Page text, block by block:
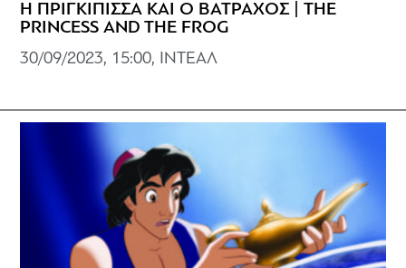
Η ΠΡΙΓΚΙΠΙΣΣΑ ΚΑΙ Ο ΒΑΤΡΑΧΟΣ | THE
PRINCESS AND THE FROG
30/09/2023, 15:00, ΙΝΤΕΑΛ